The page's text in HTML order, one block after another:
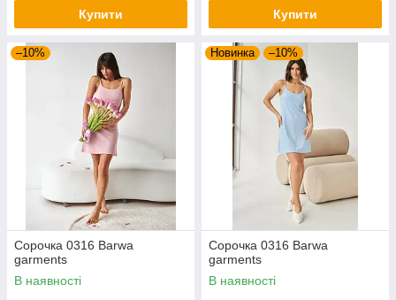
Купити Купити
–10%
Сорочка 0316 Barwa
garments
В наявності
Новинка –10%
Сорочка 0316 Barwa
garments
В наявності